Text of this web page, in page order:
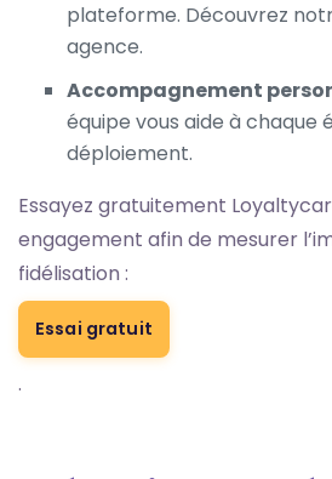
plateforme. Découvrez
agence.
Accompagnement
équipe vous aide à chaque
déploiement.
Essayez gratuitement
engagement afin de mesurer
fidélisation :
Essai gratuit
.